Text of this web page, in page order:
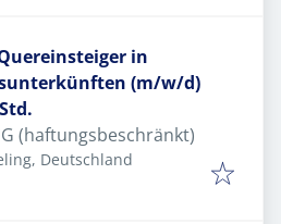
in
(m/w/d)
(haftungsbeschränkt)
Deutschland